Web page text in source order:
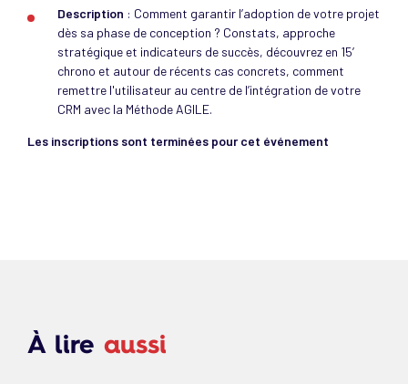
Description : Comment garantir l’adoption de votre projet
dès sa phase de conception ? Constats, approche
stratégique et indicateurs de succès, découvrez en 15’
chrono et autour de récents cas concrets, comment
remettre l'utilisateur au centre de l’intégration de votre
CRM avec la Méthode AGILE.
Les inscriptions sont terminées pour cet événement
À lire aussi